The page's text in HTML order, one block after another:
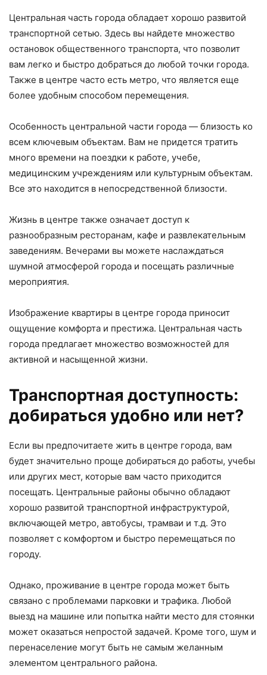
Центральная часть города обладает хорошо развитой
транспортной сетью. Здесь вы найдете множество
остановок общественного транспорта, что позволит
вам легко и быстро добраться до любой точки города.
Также в центре часто есть метро, что является еще
более удобным способом перемещения.
Особенность центральной части города — близость ко
всем ключевым объектам. Вам не придется тратить
много времени на поездки к работе, учебе,
медицинским учреждениям или культурным объектам.
Все это находится в непосредственной близости.
Жизнь в центре также означает доступ к
разнообразным ресторанам, кафе и развлекательным
заведениям. Вечерами вы можете наслаждаться
шумной атмосферой города и посещать различные
мероприятия.
Изображение квартиры в центре города приносит
ощущение комфорта и престижа. Центральная часть
города предлагает множество возможностей для
активной и насыщенной жизни.
Транспортная доступность:
добираться удобно или нет?
Если вы предпочитаете жить в центре города, вам
будет значительно проще добираться до работы, учебы
или других мест, которые вам часто приходится
посещать. Центральные районы обычно обладают
хорошо развитой транспортной инфраструктурой,
включающей метро, автобусы, трамваи и т.д. Это
позволяет с комфортом и быстро перемещаться по
городу.
Однако, проживание в центре города может быть
связано с проблемами парковки и трафика. Любой
выезд на машине или попытка найти место для стоянки
может оказаться непростой задачей. Кроме того, шум и
перенаселение могут быть не самым желанным
элементом центрального района.